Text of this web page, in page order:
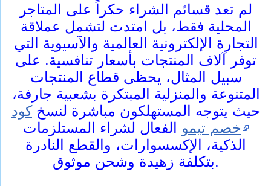
لم تعد قسائم الشراء حكراً على المتاجر
المحلية فقط، بل امتدت لتشمل عملاقة
التجارة الإلكترونية العالمية والآسيوية التي
توفر آلاف المنتجات بأسعار تنافسية. على
سبيل المثال، يحظى قطاع المنتجات
المتنوعة والمنزلية المبتكرة بشعبية جارفة،
حيث يتوجه المستهلكون مباشرة لنسخكود
خصم تيمو الفعال لشراء المستلزمات
الذكية، الإكسسوارات، والقطع النادرة
بتكلفة زهيدة وشحن موثوق.